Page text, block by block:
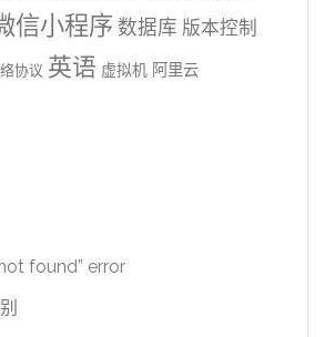
信小程序 数据库 版本控制
协议 英语 虚拟机 阿里云
found” error